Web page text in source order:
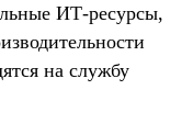
ИТ-ресурсы,
на службу